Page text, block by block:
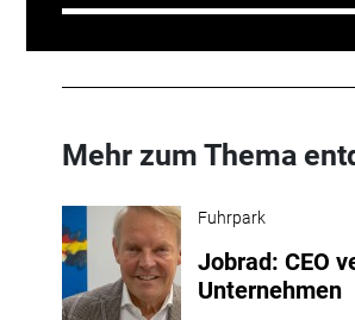
Mehr zum Thema
Fuhrpark
Jobrad: CEO
Unternehmen